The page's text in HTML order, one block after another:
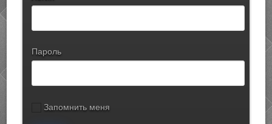
Пароль
Запомнить меня